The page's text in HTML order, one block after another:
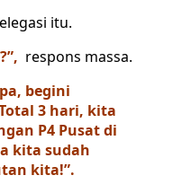
itu.
respons massa.
begini
3 hari, kita
P4 Pusat di
kita sudah
kita!”.